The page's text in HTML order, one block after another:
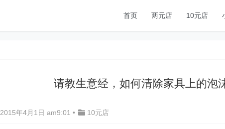
首页 两元店 10元店
请教生意经，如何清除家具上的泡
2015年4月1日 am9:01 • 10元店